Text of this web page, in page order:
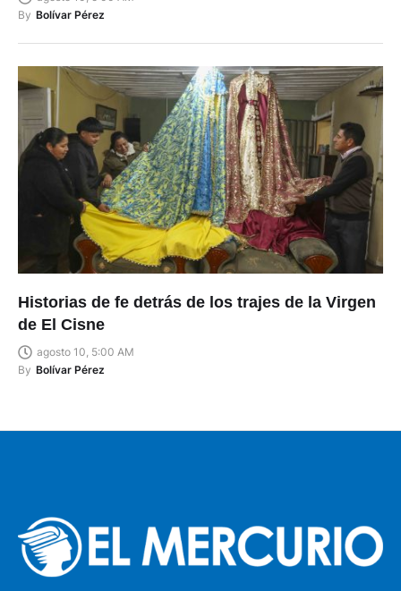
By Bolívar Pérez
Historias de fe detrás de los trajes de la Virgen
de El Cisne
agosto 10, 5:00 AM
By Bolívar Pérez